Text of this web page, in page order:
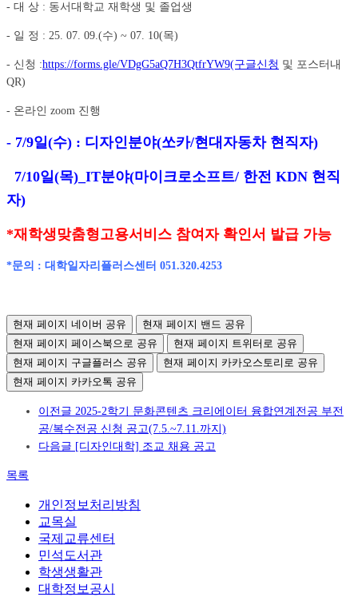
- 대 상 : 동서대학교 재학생 및 졸업생
- 일 정 : 25. 07. 09.(수) ~ 07. 10(목)
- 신청 :https://forms.gle/VDgG5aQ7H3QtfrYW9(구글신청 및 포스터내
QR)
- 온라인 zoom 진행
- 7/9일(수) : 디자인분야(쏘카/현대자동차 현직자)
7/10일(목)_IT분야(마이크로소프트/ 한전 KDN 현직
자)
*재학생맞춤형고용서비스 참여자 확인서 발급 가능
*문의 : 대학일자리플러스센터 051.320.4253
현재 페이지 네이버 공유
현재 페이지 밴드 공유
현재 페이지 페이스북으로 공유
현재 페이지 트위터로 공유
현재 페이지 구글플러스 공유
현재 페이지 카카오스토리로 공유
현재 페이지 카카오톡 공유
이전글 2025-2학기 문화콘텐츠 크리에이터 융합연계전공 부전
공/복수전공 신청 공고(7.5.~7.11.까지)
다음글 [디자인대학] 조교 채용 공고
목록
개인정보처리방침
교목실
국제교류센터
민석도서관
학생생활관
대학정보공시